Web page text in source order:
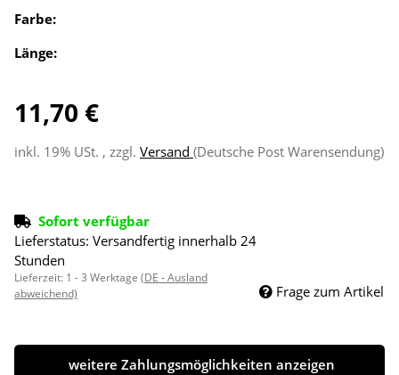
Farbe:
Länge:
11,70 €
inkl. 19% USt. , zzgl. Versand (Deutsche Post Warensendung)
Sofort verfügbar
Lieferstatus: Versandfertig innerhalb 24
Stunden
Lieferzeit: 1 - 3 Werktage (DE - Ausland
abweichend)
Frage zum Artikel
weitere Zahlungsmöglichkeiten anzeigen